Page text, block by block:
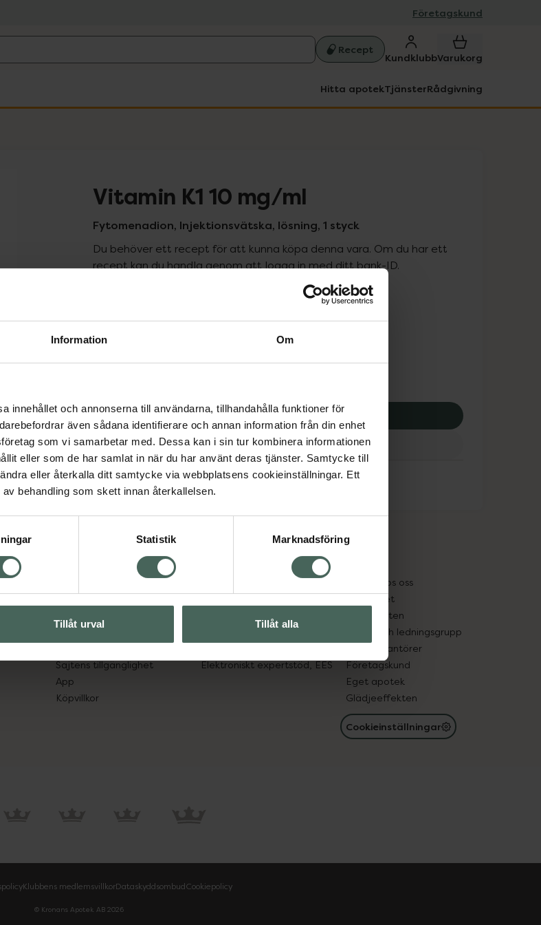
Information Om
innehållet och annonserna till användarna, tillhandahålla funktioner för
även sådana identifierare och annan information från din enhet
som vi samarbetar med. Dessa kan i sin tur kombinera informationen
eller som de har samlat in när du har använt deras tjänster. Samtycke till
eller återkalla ditt samtycke via webbplatsens cookieinställningar. Ett
behandling som skett innan återkallelsen.
Statistik Marknadsföring
Tillåt urval Tillåt alla
Företagskund
Recept
KundklubbVarukorg
Hitta apotekTjänsterRådgivning
Vitamin K1 10 mg/ml
Fytomenadion, Injektionsvätska, lösning, 1 styck
Du behöver ett recept för att kunna köpa denna vara. Om du har ett
recept kan du handla genom att logga in med ditt bank-ID.
0 kr
Köp via ditt recept
Aktuella erbjudanden
Leverans, betalning och retur
Sajtens tillgänglighet
App
Köpvillkor
Resa med läkemedel
Elektroniskt expertstöd, EES
Om oss
Jobba hos oss
Hållbarhet
Samarbeten
Ägare och ledningsgrupp
För leverantörer
Företagskund
Eget apotek
Glädjeeffekten
Cookieinställningar
Klubbens medlemsvillkorDataskyddsombudCookiepolicy
© Kronans Apotek AB 2026